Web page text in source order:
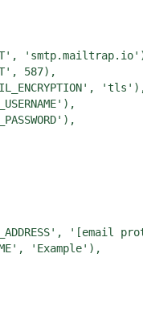
587),
'[email
'Example'),